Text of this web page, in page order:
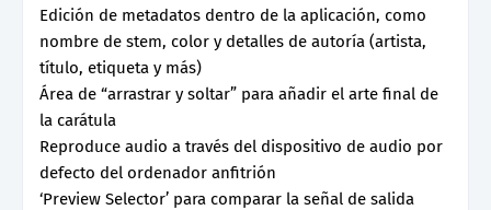
Edición de metadatos dentro de la aplicación, como
nombre de stem, color y detalles de autoría (artista,
título, etiqueta y más)
Área de “arrastrar y soltar” para añadir el arte final de
la carátula
Reproduce audio a través del dispositivo de audio por
defecto del ordenador anfitrión
‘Preview Selector’ para comparar la señal de salida